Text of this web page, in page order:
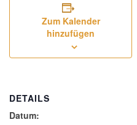
Zum Kalender
hinzufügen
DETAILS
Datum: